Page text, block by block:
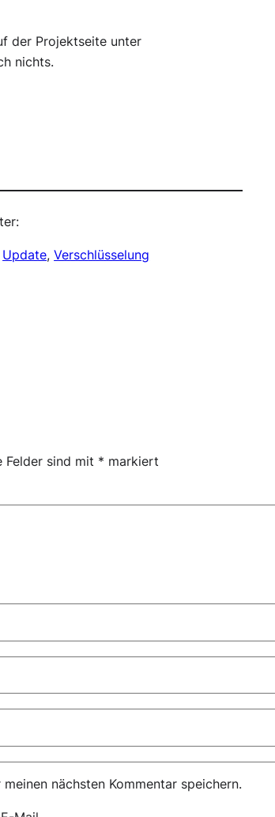
der Projektseite unter
nichts.
Update, Verschlüsselung
Felder sind mit * markiert
nächsten Kommentar speichern.